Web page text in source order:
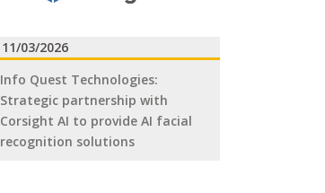
11/03/2026
Info Quest Technologies:
Strategic partnership with
Corsight AI to provide AI facial
recognition solutions